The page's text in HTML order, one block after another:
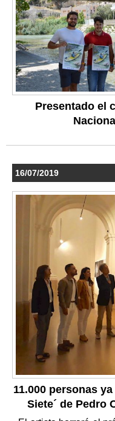
Presentado el
16/07/2019
11.000 personas
Siete´ de Pedro